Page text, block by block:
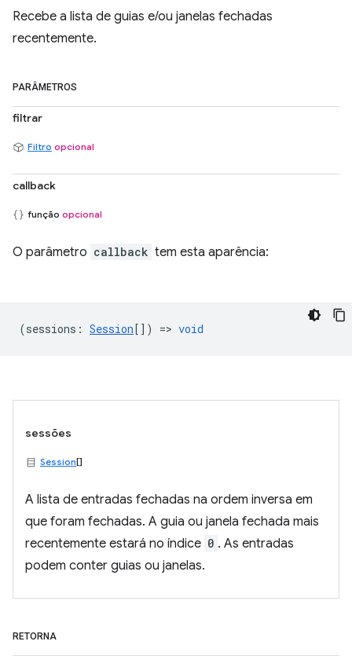
Recebe a lista de guias e/ou janelas fechadas
recentemente.
PARÂMETROS
filtrar
Filtro opcional
callback
função opcional
O parâmetro callback tem esta aparência:
(sessions : Session[]) => void
sessões
Session[]
A lista de entradas fechadas na ordem inversa em
que foram fechadas. A guia ou janela fechada mais
recentemente estará no índice 0 . As entradas
podem conter guias ou janelas.
RETORNA